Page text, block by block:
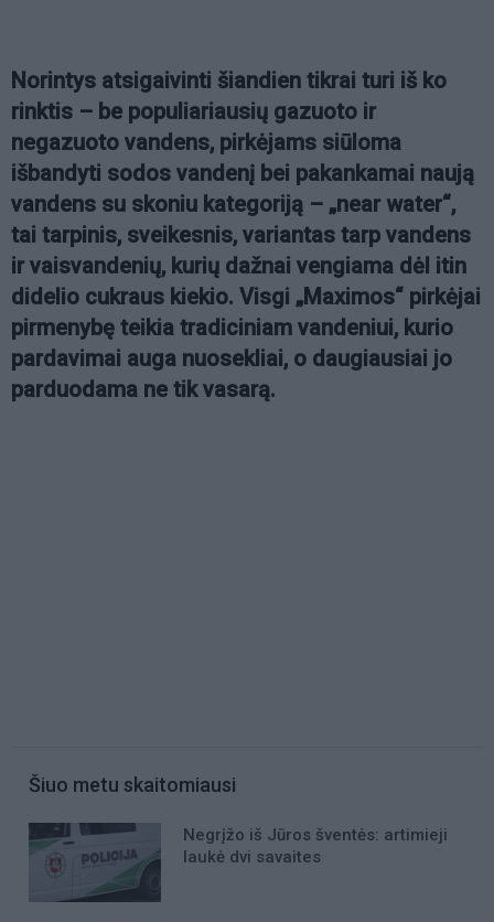
Norintys atsigaivinti šiandien tikrai turi iš ko
rinktis – be populiariausių gazuoto ir
negazuoto vandens, pirkėjams siūloma
išbandyti sodos vandenį bei pakankamai naują
vandens su skoniu kategoriją – „near water“,
tai tarpinis, sveikesnis, variantas tarp vandens
ir vaisvandenių, kurių dažnai vengiama dėl itin
didelio cukraus kiekio. Visgi „Maximos“ pirkėjai
pirmenybę teikia tradiciniam vandeniui, kurio
pardavimai auga nuosekliai, o daugiausiai jo
parduodama ne tik vasarą.
Šiuo metu skaitomiausi
Negrįžo iš Jūros šventės: artimieji
laukė dvi savaites